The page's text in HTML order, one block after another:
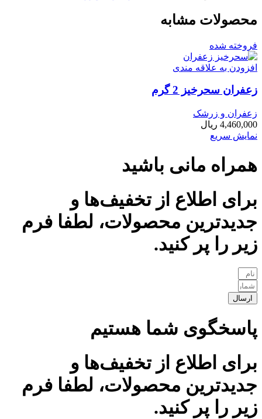
محصولات مشابه
فروخته شده
افزودن به علاقه مندی
زعفران سحرخیز 2 گرم
زعفران و زرشک
4,460,000 ریال
نمایش سریع
همراه مانی باشید
برای اطلاع از تخفیف‌ها و
جدیدترین محصولات، لطفا فرم
زیر را پر کنید.
ارسال
پاسخگوی شما هستیم
برای اطلاع از تخفیف‌ها و
جدیدترین محصولات، لطفا فرم
زیر را پر کنید.